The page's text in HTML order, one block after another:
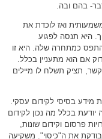
בהם ובה.
ואז לוכדת את
היא תנסה לפגוע
כמתחרה שלה. היא זו
אם הוא מתעניין בכלל.
תציק תשלח לו מיילים
בסיסי לקידום עסקי.
בכלל מה נכון לקידום
פרסום וקידום שונות,
את ה"כיסוי". משקיעה